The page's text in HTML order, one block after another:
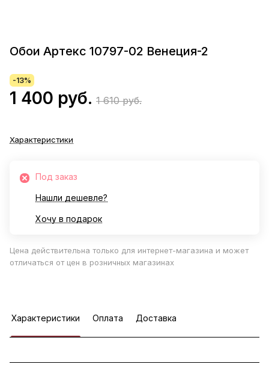
Обои Артекс 10797-02 Венеция-2
-13%
1 400 руб. 1 610 руб.
Характеристики
Под заказ
Нашли дешевле?
Хочу в подарок
Цена действительна только для интернет-магазина и может
отличаться от цен в розничных магазинах
Характеристики Оплата Доставка